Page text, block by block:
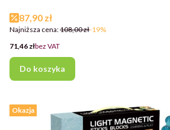
Cena promocyjna
87,90 zł
Najniższa cena:108,00 zł-19%
Cena
71,46 złbez VAT
Do koszyka
Okazja